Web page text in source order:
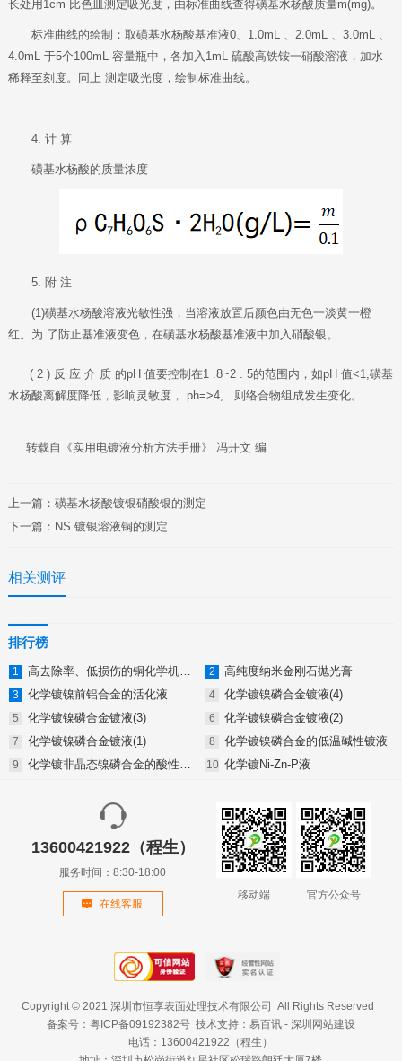
长处用1cm 比色皿测定吸光度，由标准曲线查得磺基水杨酸质量m(mg)。
标准曲线的绘制：取磺基水杨酸基准液0、1.0mL 、2.0mL 、3.0mL 、
4.0mL 于5个100mL 容量瓶中，各加入1mL 硫酸高铁铵一硝酸溶液，加水
稀释至刻度。同上 测定吸光度，绘制标准曲线。
4. 计 算
磺基水杨酸的质量浓度
5. 附 注
(1)磺基水杨酸溶液光敏性强，当溶液放置后颜色由无色一淡黄一橙
红。为 了防止基准液变色，在磺基水杨酸基准液中加入硝酸银。
( 2 ) 反 应 介 质 的pH 值要控制在1 .8~2 . 5的范围内，如pH 值<1,磺基
水杨酸离解度降低，影响灵敏度， ph=>4, 则络合物组成发生变化。
转载自《实用电镀液分析方法手册》 冯开文 编
上一篇： 磺基水杨酸镀银硝酸银的测定
下一篇： NS 镀银溶液铜的测定
相关测评
排行榜
高去除率、低损伤的铜化学机械抛光液
高纯度纳米金刚石抛光膏
化学镀镍前铝合金的活化液
化学镀镍磷合金镀液(4)
化学镀镍磷合金镀液(3)
化学镀镍磷合金镀液(2)
化学镀镍磷合金镀液(1)
化学镀镍磷合金的低温碱性镀液
化学镀非晶态镍磷合金的酸性镀液
化学镀Ni-Zn-P液
13600421922（程生）
服务时间：8:30-18:00
在线客服
移动端 官方公众号
Copyright © 2021 深圳市恒享表面处理技术有限公司 All Rights Reserved
备案号： 粤ICP备09192382号技术支持： 易百讯- 深圳网站建设
电话： 13600421922（程生）